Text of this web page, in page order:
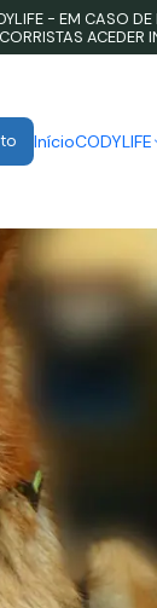
InícioCODYLIFE
- EM CASO
Home